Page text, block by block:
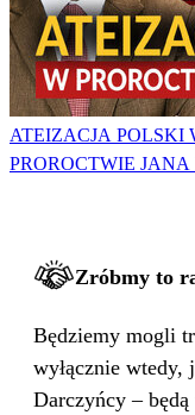
ATEIZACJA POLSKI
PROROCTWIE
Zróbmy to
Będziemy mogli
wyłącznie
Darczyńcy –